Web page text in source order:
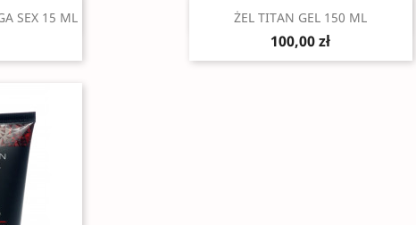
SEX 15 ML Szybki podgląd
ŻEL TITAN GEL 150 ML
100,00 zł